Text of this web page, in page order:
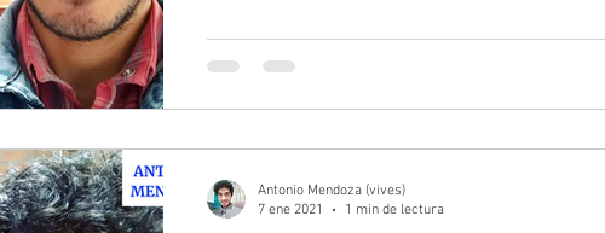
Antonio Mendoza (vives)
7 ene 2021
1 min de lectura